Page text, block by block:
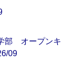
部 オープンキ
09